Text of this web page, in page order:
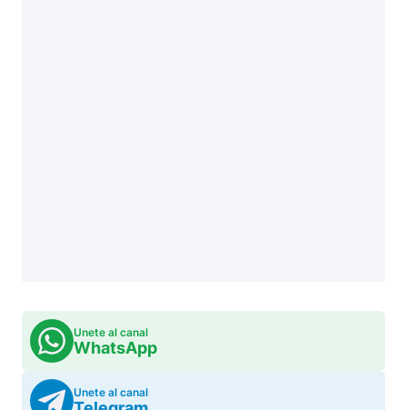
Unete al canal
WhatsApp
Unete al canal